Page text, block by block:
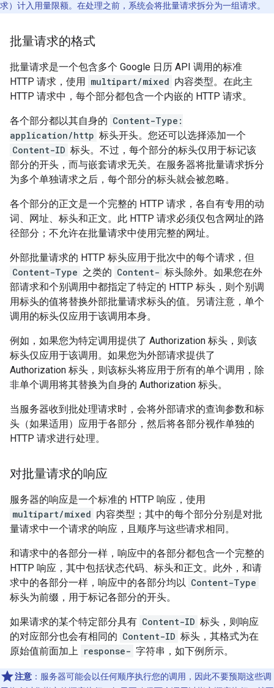
求）计入用量限额。在处理之前，系统会将批量请求拆分为一组请求。
批量请求的格式
批量请求是一个包含多个 Google 日历 API 调用的标准
HTTP 请求，使用 multipart/mixed 内容类型。在此主
HTTP 请求中，每个部分都包含一个内嵌的 HTTP 请求。
各个部分都以其自身的 Content-Type:
application/http 标头开头。您还可以选择添加一个
Content-ID 标头。不过，每个部分的标头仅用于标记该
部分的开头，而与嵌套请求无关。在服务器将批量请求拆分
为多个单独请求之后，每个部分的标头就会被忽略。
各个部分的正文是一个完整的 HTTP 请求，各自有专用的动
词、网址、标头和正文。此 HTTP 请求必须仅包含网址的路
径部分；不允许在批量请求中使用完整的网址。
外部批量请求的 HTTP 标头应用于批次中的每个请求，但
Content-Type 之类的 Content- 标头除外。如果您在外
部请求和个别调用中都指定了特定的 HTTP 标头，则个别调
用标头的值将替换外部批量请求标头的值。另请注意，单个
调用的标头仅应用于该调用本身。
例如，如果您为特定调用提供了 Authorization 标头，则该
标头仅应用于该调用。如果您为外部请求提供了
Authorization 标头，则该标头将应用于所有的单个调用，除
非单个调用将其替换为自身的 Authorization 标头。
当服务器收到批处理请求时，会将外部请求的查询参数和标
头（如果适用）应用于各部分，然后将各部分视作单独的
HTTP 请求进行处理。
对批量请求的响应
服务器的响应是一个标准的 HTTP 响应，使用
multipart/mixed 内容类型；其中的每个部分分别是对批
量请求中一个请求的响应，且顺序与这些请求相同。
和请求中的各部分一样，响应中的各部分都包含一个完整的
HTTP 响应，其中包括状态代码、标头和正文。此外，和请
求中的各部分一样，响应中的各部分均以 Content-Type
标头为前缀，用于标记各部分的开头。
如果请求的某个特定部分具有 Content-ID 标头，则响应
的对应部分也会有相同的 Content-ID 标头，其格式为在
原始值前面加上 response- 字符串，如下例所示。
注意 ：服务器可能会以任何顺序执行您的调用，因此不要预期这些调